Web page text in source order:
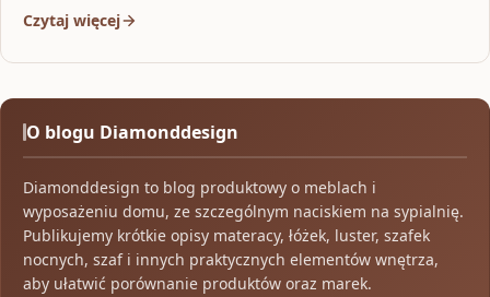
Czytaj więcej
O blogu Diamonddesign
Diamonddesign to blog produktowy o meblach i
wyposażeniu domu, ze szczególnym naciskiem na sypialnię.
Publikujemy krótkie opisy materacy, łóżek, luster, szafek
nocnych, szaf i innych praktycznych elementów wnętrza,
aby ułatwić porównanie produktów oraz marek.